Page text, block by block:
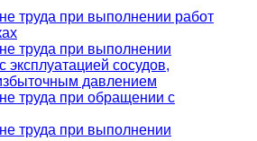
труда при выполнении работ
труда при выполнении
эксплуатацией сосудов,
давлением
труда при обращении с
труда при выполнении